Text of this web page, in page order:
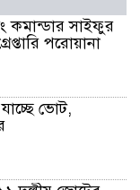
কমান্ডার সাইফুর
পরোয়ানা
ভোট,